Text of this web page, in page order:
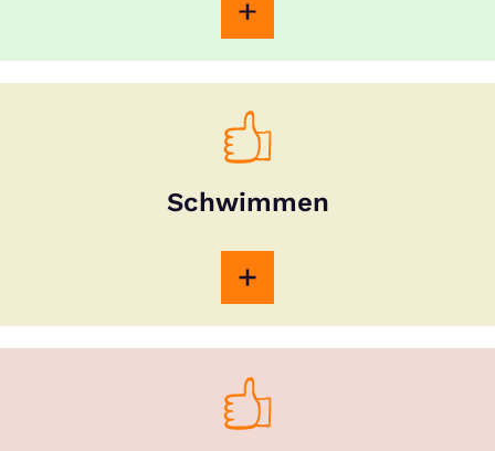
Schwimmen